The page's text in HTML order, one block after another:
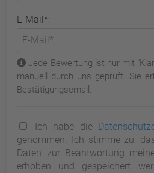
E-Mail*:
Jede Bewertung ist nur mit
manuell durch uns geprüft. Sie
Bestätigungsemail.
Ich habe die
genommen. Ich stimme zu,
Daten zur Beantwortung
erhoben und gespeichert